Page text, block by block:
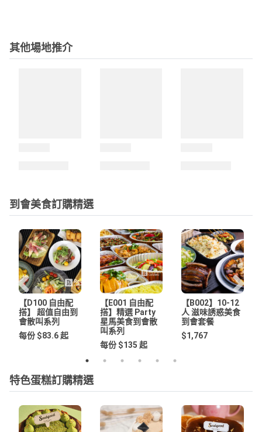
其他場地推介
到會美食訂購精選
【D100 自由配
搭】 超值自由到
會散叫系列
每份 $83.6 起
【E001 自由配
搭】精選 Party
星馬美食到會散
叫系列
每份 $135 起
【B002】10-12
人 滋味誘惑美食
到會套餐
$1,767
特色蛋糕訂購精選